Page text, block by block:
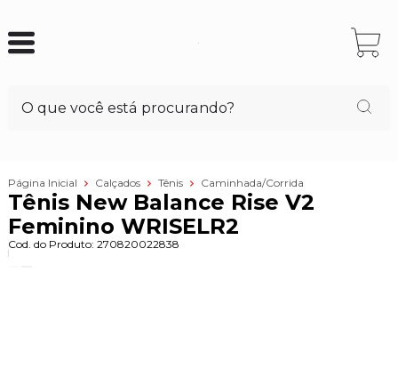
Página Inicial Calçados Tênis Caminhada/Corrida
Tênis New Balance Rise V2
Feminino WRISELR2
Cod. do Produto: 270820022838